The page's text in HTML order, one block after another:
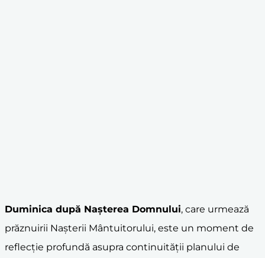
Duminica după Nașterea Domnului, care urmează
prăznuirii Nașterii Mântuitorului, este un moment de
reflecție profundă asupra continuității planului de